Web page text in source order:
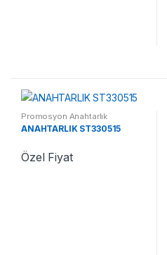
Promosyon Anahtarlık
ANAHTARLIK ST330515
Özel Fiyat